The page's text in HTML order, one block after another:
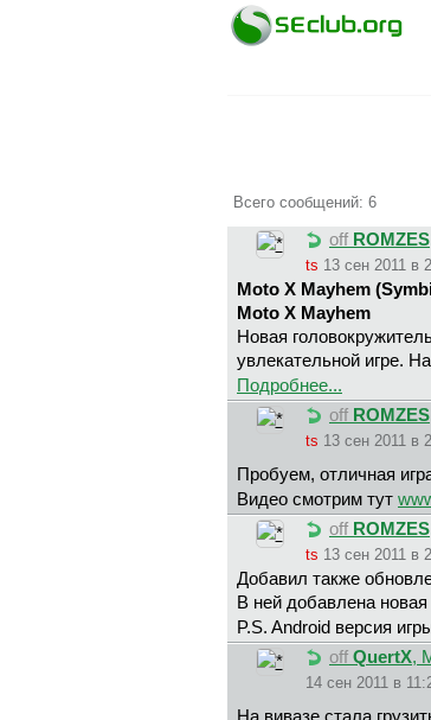
Всего сообщений: 6
off ROMZES
ts 13 сен 2011 в
Moto X Mayhem
Moto X Mayhem
Новая
увлекательной игре.
Подробнее...
off ROMZES
ts 13 сен 2011 в
Пробуем, отличная
Видео смотрим тут
off ROMZES
ts 13 сен 2011 в
Добавил также
В ней добавлена
P.S. Android версия
off QuertX,
14 сен 2011 в